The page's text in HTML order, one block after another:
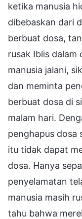
ketika manusia
dibebaskan dari
berbuat dosa,
rusak Iblis dalam
manusia jalani,
dan meminta
berbuat dosa di
malam hari.
penghapus dosa
itu tidak dapat
dosa. Hanya
penyelamatan
manusia masih
tahu bahwa